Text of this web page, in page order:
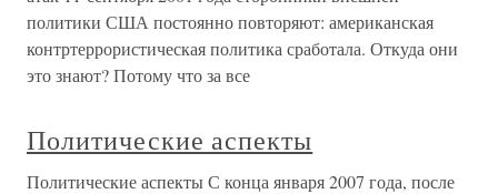
политики США постоянно повторяют: американская
контртеррористическая политика сработала. Откуда они
это знают? Потому что за все
Политические аспекты
Политические аспекты С конца января 2007 года, после